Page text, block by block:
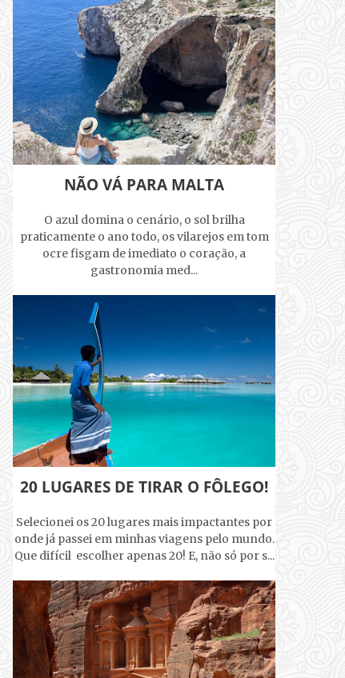
NÃO VÁ PARA MALTA
O azul domina o cenário, o sol brilha
praticamente o ano todo, os vilarejos em tom
ocre fisgam de imediato o coração, a
gastronomia med...
20 LUGARES DE TIRAR O FÔLEGO!
Selecionei os 20 lugares mais impactantes por
onde já passei em minhas viagens pelo mundo.
Que difícil escolher apenas 20! E, não só por s...